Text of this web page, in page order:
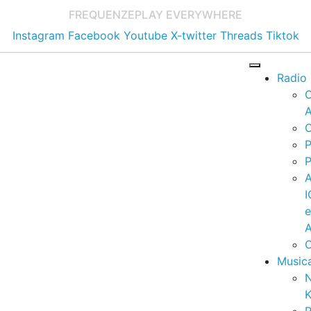
FREQUENZEPLAY EVERYWHERE
Instagram Facebook Youtube X-twitter Threads Tiktok
Radio
e